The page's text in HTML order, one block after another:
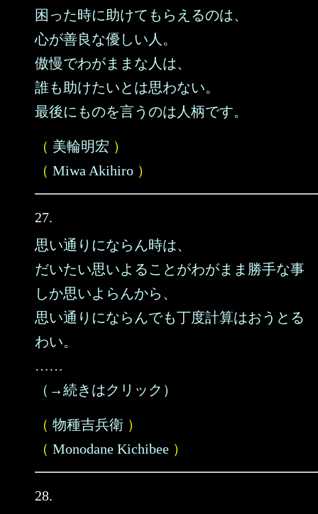
困った時に助けてもらえるのは、
心が善良な優しい人。
傲慢でわがままな人は、
誰も助けたいとは思わない。
最後にものを言うのは人柄です。
（ 美輪明宏 ）
（ Miwa Akihiro ）
27.
思い通りにならん時は、
だいたい思いよることがわがまま勝手な事
しか思いよらんから、
思い通りにならんでも丁度計算はおうとる
わい。
……
（→続きはクリック）
（ 物種吉兵衛 ）
（ Monodane Kichibee ）
28.